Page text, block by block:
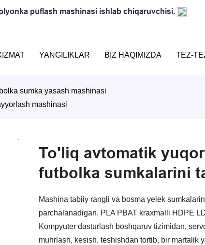
puflash mashinasi ishlab chiqaruvchisi.
YANGILIKLAR BIZ HAQIMIZDA TEZ-
sumka yasash mashinasi
mashinasi
To'liq avtomatik
futbolka sumkalarini
Mashina tabiiy rangli va bosma yelek
parchalanadigan, PLA PBAT kraxmalli HDPE
Kompyuter dasturlash boshqaruv tizimidan,
muhrlash, kesish, teshishdan tortib, bir martalik